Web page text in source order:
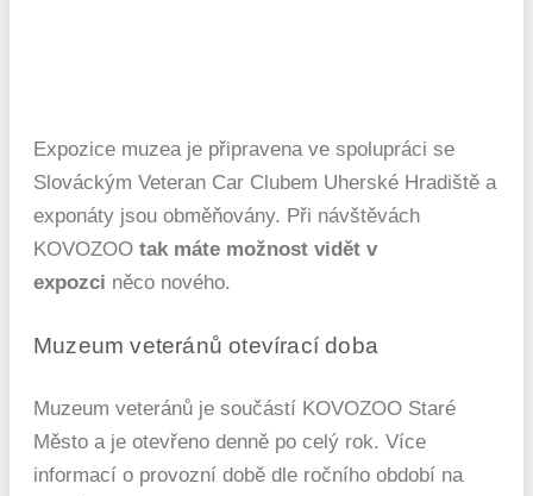
Expozice muzea je připravena ve spolupráci se
Slováckým Veteran Car Clubem Uherské Hradiště a
exponáty jsou obměňovány. Při návštěvách
KOVOZOO tak máte možnost vidět v
expozci něco nového.
Muzeum veteránů otevírací doba
Muzeum veteránů je součástí KOVOZOO Staré
Město a je otevřeno denně po celý rok. Více
informací o provozní době dle ročního období na